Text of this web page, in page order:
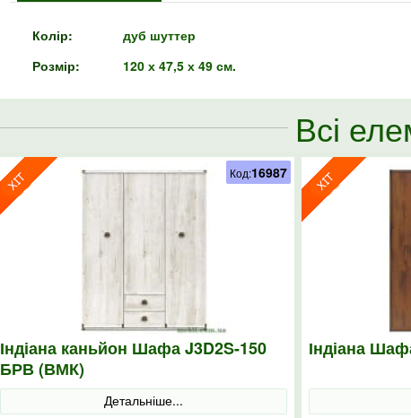
Колір:
дуб шуттер
Розмір:
120 х 47,5 х 49 см.
Всі
Індіана каньйон Шафа J3D2S-150
БРВ (ВМК)
Детальніше...
Код:16987
Індіана